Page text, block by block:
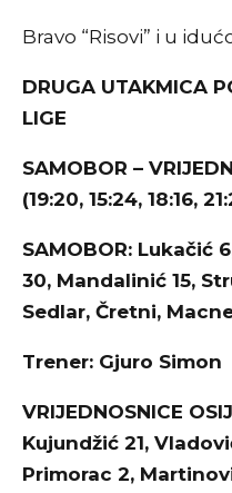
Bravo “Risovi” i u
DRUGA UTAKMICA
LIGE
SAMOBOR –
(19:20, 15:24, 18:16,
SAMOBOR: Lukačić
30, Mandalinić 15,
Sedlar, Čretni,
Trener: Gjuro Simon
VRIJEDNOSNICE
Kujundžić 21,
Primorac 2,